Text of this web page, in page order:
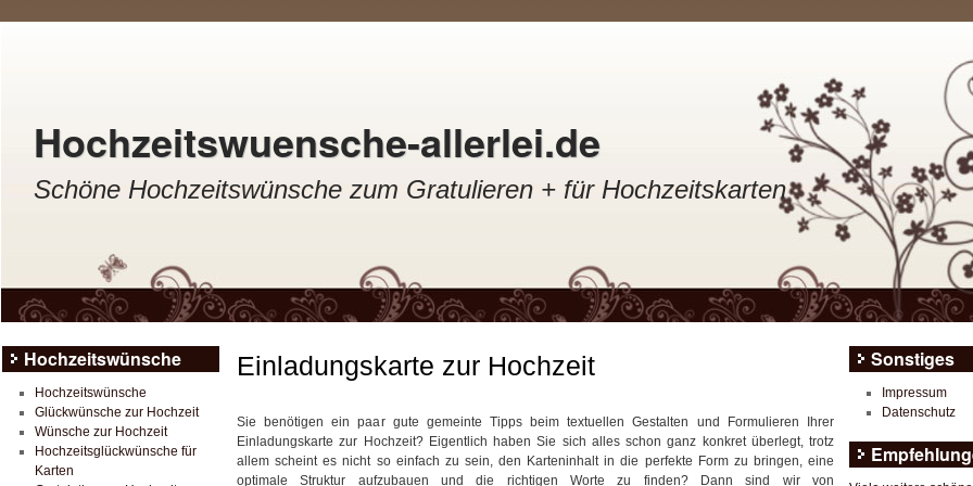
Hochzeitswuensche-allerlei.de
Schöne Hochzeitswünsche zum Gratulieren + für Hochzeitskarten
Einladungskarte zur Hochzeit
Sie benötigen ein paar gute gemeinte Tipps beim textuellen Gestalten und Formulieren Ihrer
Einladungskarte zur Hochzeit? Eigentlich haben Sie sich alles schon ganz konkret überlegt, trotz
allem scheint es nicht so einfach zu sein, den Karteninhalt in die perfekte Form zu bringen, eine
optimale Struktur aufzubauen und die richtigen Worte zu finden? Dann sind wir von
Hochzeitswünsche
Hochzeitswünsche
Glückwünsche zur Hochzeit
Wünsche zur Hochzeit
Hochzeitsglückwünsche für
Karten
Sonstiges
Impressum
Datenschutz